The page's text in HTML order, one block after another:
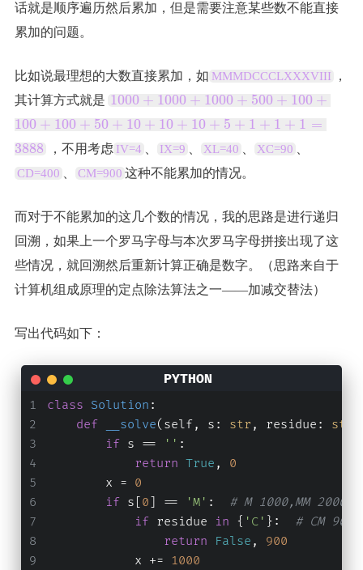
话就是顺序遍历然后累加，但是需要注意某些数不能直接
累加的问题。
比如说最理想的大数直接累加，如 MMMDCCCLXXXVIII
，
其计算方式就是 1
0
0
1
0
0
+
1
0
0
0
+
0
1
0
1000 + 1000 + 1000 + 500 + 100 +
100 + 100 + 50 + 10 + 10 + 10 + 5 + 1 + 1 + 1 =
3888 ，不用考虑 IV=4 IX=9 XL=40 XC=90
CD=400 CM=900 这种不能累加的情况。
而对于不能累加的这几个数的情况，我的思路是进行递归
回溯，如果上一个罗马字母与本次罗马字母拼接出现了这
些情况，就回溯然后重新计算正确是数字。（思路来自于
计算机组成原理的定点除法算法之一——加减交替法）
写出代码如下：
class Solution :
def
__solve( self, s: str , residue: str
if s == '' :
return True , 0
        x =
0
if s[0] == 'M' :
# M 1000,MM
if residue in { 'C' }:
# CM 900
return
False , 900
            x +=
1000